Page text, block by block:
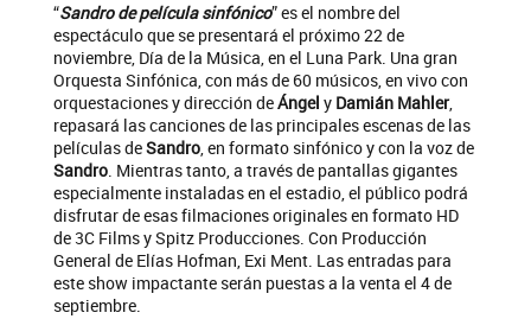
“Sandro de película sinfónico” es el nombre del
espectáculo que se presentará el próximo 22 de
noviembre, Día de la Música, en el Luna Park. Una gran
Orquesta Sinfónica, con más de 60 músicos, en vivo con
orquestaciones y dirección deÁngel y Damián Mahler,
repasará las canciones de las principales escenas de las
películas deSandro, en formato sinfónico y con la voz de
Sandro. Mientras tanto, a través de pantallas gigantes
especialmente instaladas en el estadio, el público podrá
disfrutar de esas filmaciones originales en formato HD
de 3C Films y Spitz Producciones. Con Producción
General de Elías Hofman, Exi Ment. Las entradas para
este show impactante serán puestas a la venta el 4 de
septiembre.